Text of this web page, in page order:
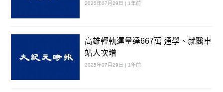
2025年07月29日 | 1年前
高雄輕軌運量達667萬 通學、就醫車
站人次增
2025年07月29日 | 1年前